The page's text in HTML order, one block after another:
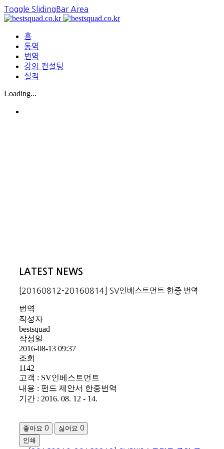
Toggle SlidingBar Area
홈
통역
번역
강의 컨설팅
실적
Loading...
LATEST NEWS
[20160812-20160814] SV인베스트먼트 한중 번역
번역
작성자
bestsquad
작성일
2016-08-13 09:37
조회
1142
고객 : SV인베스트먼트
내용 : 펀드 제안서 한중번역
기간 : 2016. 08. 12 - 14.
좋아요 0 싫어요 0
인쇄